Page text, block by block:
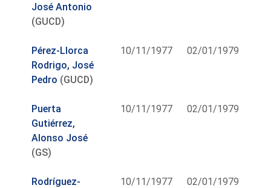
José Antonio
(GUCD)
Pérez-Llorca
Rodrigo, José
Pedro (GUCD)
10/11/1977 02/01/1979
Puerta
Gutiérrez,
Alonso José
(GS)
10/11/1977 02/01/1979
Rodríguez-
10/11/1977 02/01/1979